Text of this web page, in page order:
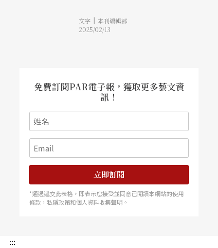
《銀行員之死》（現劇名改《野火》）以及現在詹
傑參與一起開發的《她殺之罪》，都是根據真實事
化、劇場化的原因？ 詹傑（後稱詹）：昱俐最早
和我聯繫大約是2020年，我記得很久了。那時候我
們想做女性犯罪，於是開始蒐集大量資料研究。至
文字 | 本刊編輯部
2025/02/13
免費訂閱PAR電子報，獲取更多藝文資
訊！
立即訂閱
*通過遞交此表格，即表示您接受並同意已閱讀本網站的使用
條款，私隱政策和個人資料收集聲明。
:::